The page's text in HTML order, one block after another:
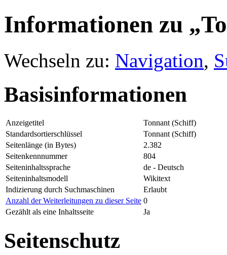
Informationen zu
Wechseln zu: Navigation,
Basisinformationen
Anzeigetitel
Tonnant (Schiff)
Standardsortierschlüssel
Tonnant (Schiff)
Seitenlänge (in Bytes)
2.382
Seitenkennnummer
804
Seiteninhaltssprache
de - Deutsch
Seiteninhaltsmodell
Wikitext
Indizierung durch Suchmaschinen
Erlaubt
Anzahl der Weiterleitungen zu dieser Seite 0
Gezählt als eine Inhaltsseite
Ja
Seitenschutz